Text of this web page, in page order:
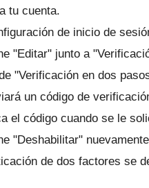
tu cuenta.
de inicio de
"Editar" junto a
"Verificación en dos
un código de
el código cuando se le
"Deshabilitar"
de dos factores se